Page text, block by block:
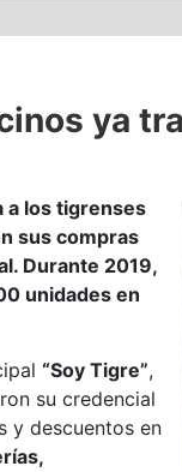
ya
a los tigrenses
sus compras
Durante 2019,
unidades en
“Soy Tigre”,
su credencial
y descuentos en